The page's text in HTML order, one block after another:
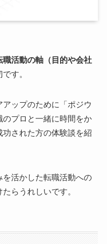
職活動の軸（目的や会社
す。
ップのために「ポジウ
のプロと一緒に時間をか
された方の体験談を紹
活かした転職活動への
らうれしいです。